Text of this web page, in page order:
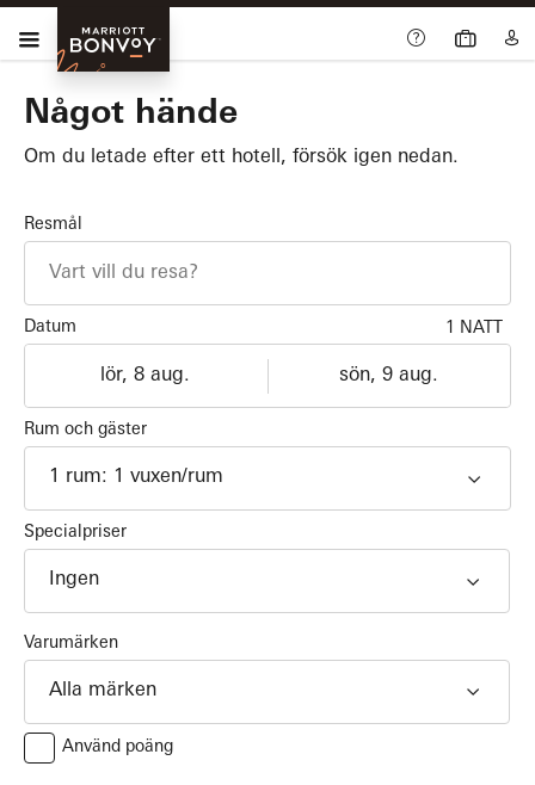
Skip Main Navigation
Meny
Marriott
Bonvoy
Något hände
Om du letade efter ett hotell, försök igen nedan.
Resmål
Datum 1 NATT
Incheckning
dd/MM/yyyy
Utcheckning
dd/MM/yyyy
Rum och gäster
1 rum: 1 vuxen/rum
Specialpriser
Ingen
Varumärken
Alla märken
Använd poäng